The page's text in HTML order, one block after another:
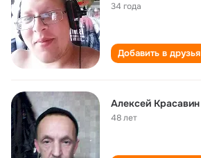
34 года
Добавить в друзья
Алексей Красавин
48 лет